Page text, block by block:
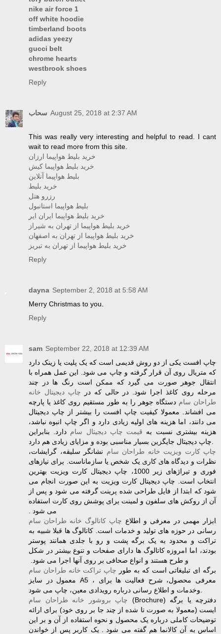
nike air force 1
off white hoodie
timberland boots
adidas yeezy
gucci belt
chrome hearts
westbrook shoes
Reply
سحاب August 25, 2018 at 2:37 AM
This was really very interesting and helpful to read. I cant
wait to read more from this site.
خرید بلیط هواپیما ارزان
خرید بلیط هواپیما کیش
بلیط هواپیما آنلاین
خرید بلیط
رزرو هتل
بلیط هواپیما استانبول
خرید بلیط هواپیما ایران ایر
خرید بلیط هواپیما از تهران به شیراز
خرید بلیط هواپیما از تهران به اصفهان
خرید بلیط هواپیما از تهران به تبریز
Reply
dayna September 2, 2018 at 5:58 AM
Merry Christmas to you.
Reply
sam September 22, 2018 at 12:39 AM
چاپ افست یکی از دو روش قدیمی است که یک پلیت یا زینک دارد
که متریال روی آن قرار گرفته و چاپ می شود. این عمل همراه با
انتقال جوهر صورت می گیرد که ممکن است رنگ ها در چند
مرحله روی کاغذ اجرا شود. در حالی که در چاپ دیجیتال خانه
طراحان سام دستگاه جوهر را به طور مستقیم روی کاغذ یا پارچه
می افشاند. معمولا کیفیت چاپ افست را بیشتر از چاپ دیجیتال
می دانند، اما هزینه های اولیه زیادی دارد و اگر چاپ انبوه نباشد،
هزینه بیشتری نسبت به قیمت چاپ دیجیتال سام دارد. بنابراین
چاپ کارت ویزیت خانه طراحان سام نشانگر سلیقه، گرایشات،
نظرات و دیدگاه های کاری یک شخص یا سازماناست. برای ‏نیازهای
فوری و تیراژهای زیر 1000، چاپ دیجیتال کارت ویزیت بهترین
انتخاب است. چاپ دیجیتال کارت‏ ویزیت به این صورت انجام می
شود که ابتدا از فایل طراحی شده پرینت گرفته می شود و پس از
آن از ‏روکش های سلفون و لمینت برای پوشش روی کارت استفاده
می شود .‏
چاپ کاتالوگ خانه طراحان سام
رسانی در حوزه های تولید و خدمات است. کاتالوگ ها قبلا شبیه به
تراکت و محدود به یک برگه پشت و رو با جلدی همانند پوستر
بودند، اما امروزه کاتالوگ ها ‏دارای صفحات و تنوع بیشتر در شکل
و طرح هستند و انواع صحافی بر روی آنها اجرا می شود. ‏
چاپ تراکت خانه طراحان سام
معمول در سایز‎ A5 ‎‎، برای‎ ‎معرفی ‏محصول، شرح فعالیت ها
چاپ بروشور خانه طراحان سام ‎(Brochure) ‎دفترچه یا برگه
ایست (معمولا به صورت تا شده از چند جا بر روی خود) برای ‏ارائه
توضیحات کاملی درباره یک محصول و نحوه استفاده از آن و بر این
اساس به آن کالانما هم گفته می ‏شود . یک کاربر پس از خواندن